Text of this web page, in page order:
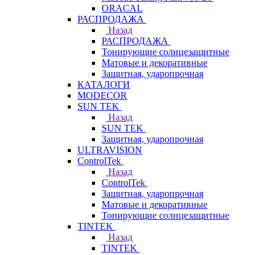
ORACAL
РАСПРОДАЖА
Назад
РАСПРОДАЖА
Тонирующие солнцезащитные
Матовые и декоративные
Защитная, ударопрочная
КАТАЛОГИ
MODECOR
SUN TEK
Назад
SUN TEK
Защитная, ударопрочная
ULTRAVISION
ControlTek
Назад
ControlTek
Защитная, ударопрочная
Матовые и декоративные
Тонирующие солнцезащитные
TINTEK
Назад
TINTEK